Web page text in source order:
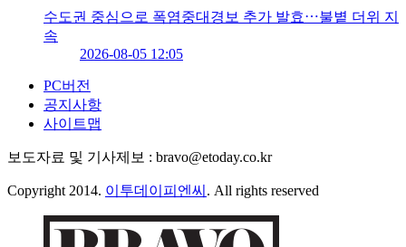
수도권 중심으로 폭염중대경보 추가 발효⋯불볕 더위 지
속
2026-08-05 12:05
PC버전
공지사항
사이트맵
보도자료 및 기사제보 : bravo@etoday.co.kr
Copyright 2014. 이투데이피엔씨 . All rights reserved